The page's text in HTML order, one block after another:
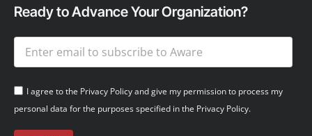
Ready to Advance Your Organization?
I agree to the Privacy Policy and give my permission to process my
personal data for the purposes specified in the Privacy Policy.